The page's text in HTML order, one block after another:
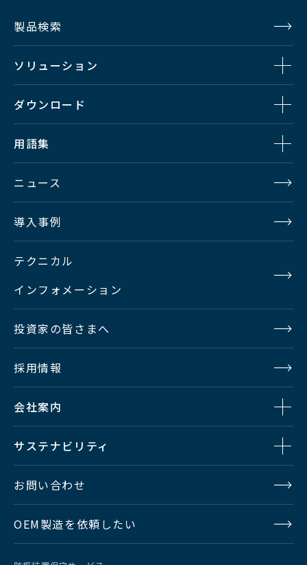
製品検索
ソリューション
ダウンロード
用語集
ニュース
導入事例
テクニカル
インフォメーション
投資家の皆さまへ
採用情報
会社案内
サステナビリティ
お問い合わせ
OEM製造を依頼したい